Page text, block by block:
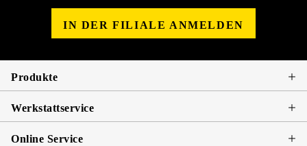
IN DER FILIALE ANMELDEN
Produkte
Werkstattservice
Online Service